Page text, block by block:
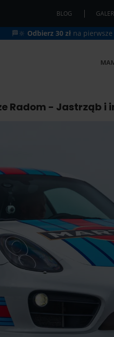
BLOG
🏁🔆 Odbierz 30 zł na pierwsze
Radom - Jastrząb i